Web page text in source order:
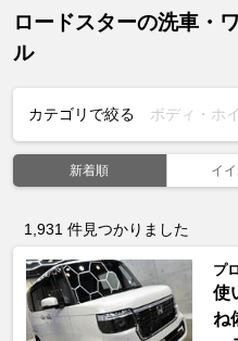
ロードスターの洗車・
ル
カテゴリで絞る ボディ・ホ
新着順 イ
1,931 件見つかりました
プ
使
ね